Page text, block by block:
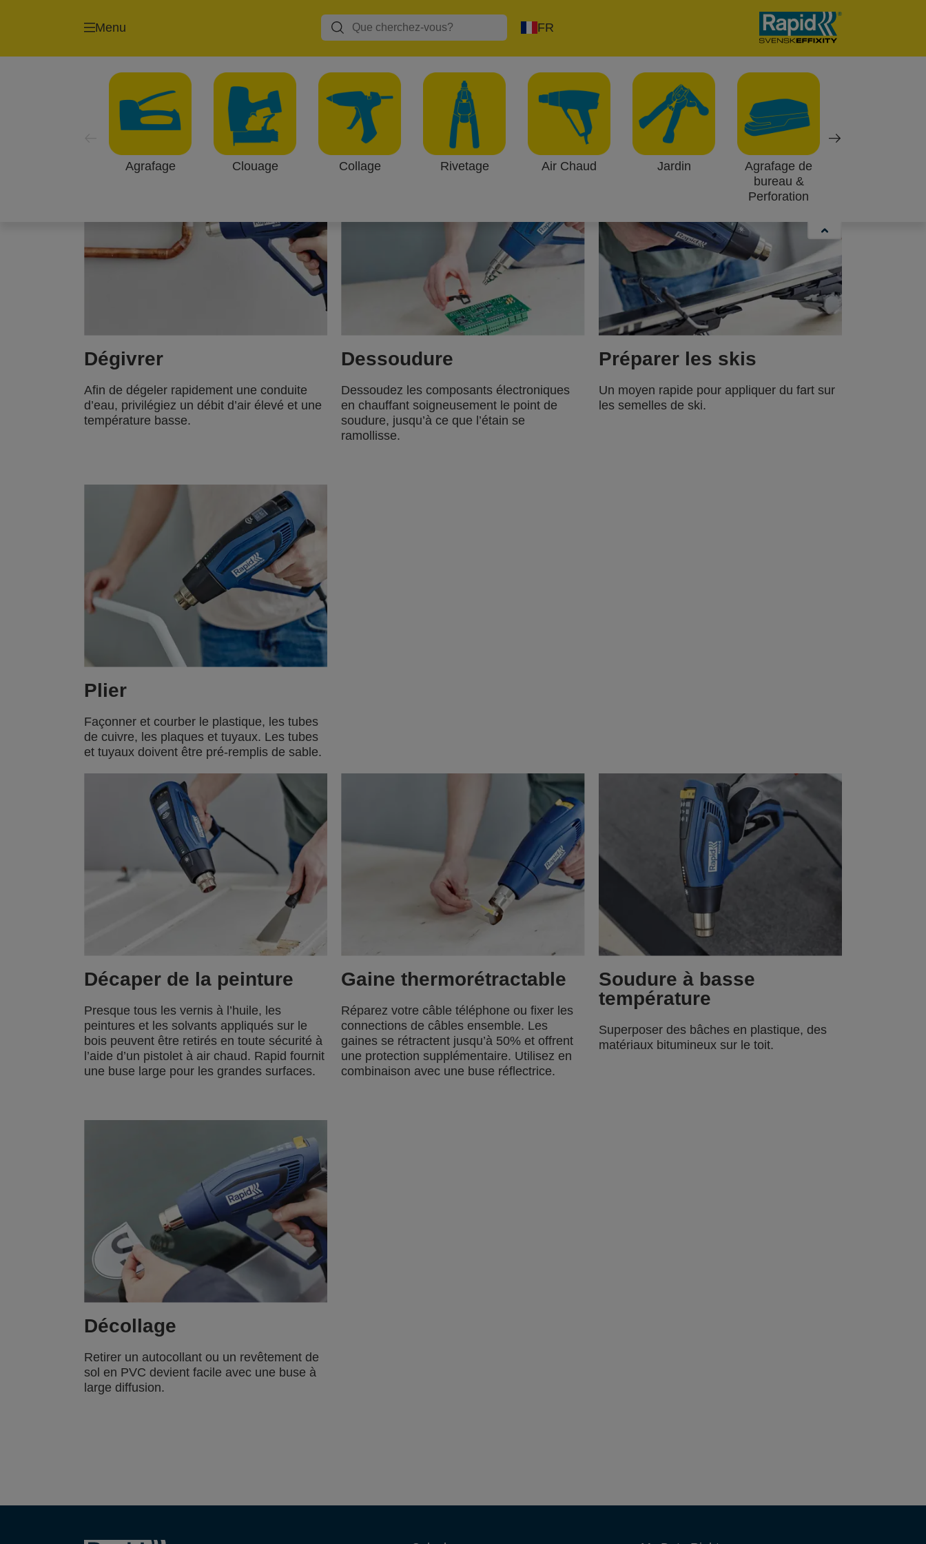
Menu FR
Agrafage Clouage Collage Rivetage Air Chaud Jardin
Agrafage de
bureau &
Perforation
Domaines d'application
Les pistolets à air chaud sont utilisés dans une multitude de projets allant de la rénovation de vieux meubles, la réparation de pare-chocs
de voiture, le dégivrage de conduites d'eau à des applications plus avancées comme réparer les systèmes de câblage électrique, le
covering de voiture ou la soudure basse température.
Dégivrer
Afin de dégeler rapidement une conduite
d’eau, privilégiez un débit d’air élevé et une
température basse.
Dessoudure
Dessoudez les composants électroniques
en chauffant soigneusement le point de
soudure, jusqu’à ce que l’étain se
ramollisse.
Préparer les skis
Un moyen rapide pour appliquer du fart sur
les semelles de ski.
Plier
Façonner et courber le plastique, les tubes
de cuivre, les plaques et tuyaux. Les tubes
et tuyaux doivent être pré-remplis de sable.
Décaper de la peinture
Presque tous les vernis à l’huile, les
peintures et les solvants appliqués sur le
bois peuvent être retirés en toute sécurité à
l’aide d’un pistolet à air chaud. Rapid fournit
une buse large pour les grandes surfaces.
Gaine thermorétractable
Réparez votre câble téléphone ou fixer les
connections de câbles ensemble. Les
gaines se rétractent jusqu’à 50% et offrent
une protection supplémentaire. Utilisez en
combinaison avec une buse réflectrice.
Soudure à basse
température
Superposer des bâches en plastique, des
matériaux bitumineux sur le toit.
Décollage
Retirer un autocollant ou un revêtement de
sol en PVC devient facile avec une buse à
large diffusion.